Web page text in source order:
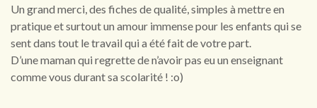
Un grand merci, des fiches de qualité, simples à mettre en
pratique et surtout un amour immense pour les enfants qui se
sent dans tout le travail qui a été fait de votre part.
D’une maman qui regrette de n’avoir pas eu un enseignant
comme vous durant sa scolarité ! :o)